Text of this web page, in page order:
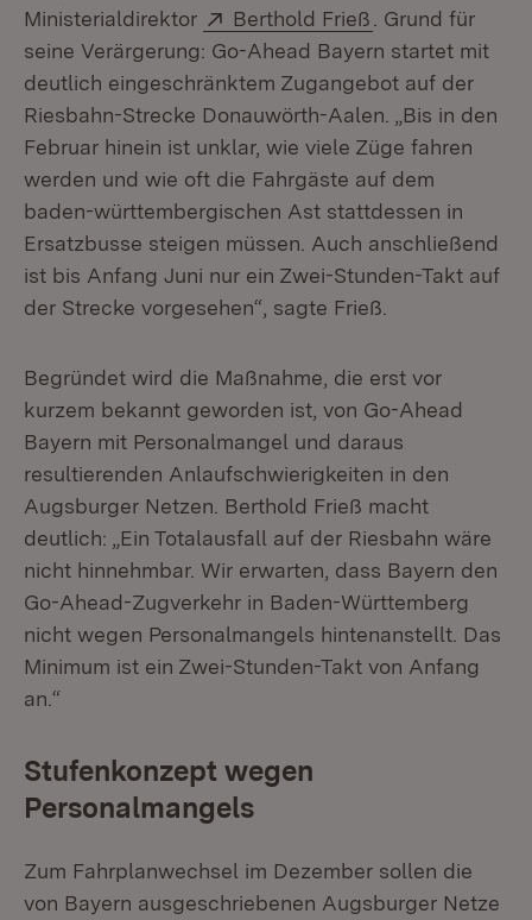
Ministerialdirektor
Extern:
Berthold Frieß (Öffnet in
. Grund für
seine Verärgerung: Go-Ahead Bayern startet mit
deutlich eingeschränktem Zugangebot auf der
Riesbahn-Strecke Donauwörth-Aalen. „Bis in den
Februar hinein ist unklar, wie viele Züge fahren
werden und wie oft die Fahrgäste auf dem
baden-württembergischen Ast stattdessen in
Ersatzbusse steigen müssen. Auch anschließend
ist bis Anfang Juni nur ein Zwei-Stunden-Takt auf
der Strecke vorgesehen“, sagte Frieß.
Begründet wird die Maßnahme, die erst vor
kurzem bekannt geworden ist, von Go-Ahead
Bayern mit Personalmangel und daraus
resultierenden Anlaufschwierigkeiten in den
Augsburger Netzen. Berthold Frieß macht
deutlich: „Ein Totalausfall auf der Riesbahn wäre
nicht hinnehmbar. Wir erwarten, dass Bayern den
Go-Ahead-Zugverkehr in Baden-Württemberg
nicht wegen Personalmangels hintenanstellt. Das
Minimum ist ein Zwei-Stunden-Takt von Anfang
an.“
Stufenkonzept wegen
Personalmangels
Zum Fahrplanwechsel im Dezember sollen die
von Bayern ausgeschriebenen Augsburger Netze